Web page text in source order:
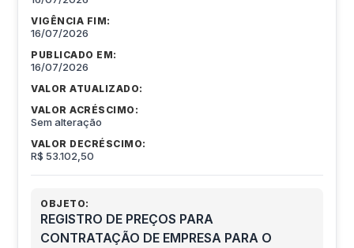
VIGÊNCIA FIM:
16/07/2026
PUBLICADO EM:
16/07/2026
VALOR ATUALIZADO:
VALOR ACRÉSCIMO:
Sem alteração
VALOR DECRÉSCIMO:
R$ 53.102,50
OBJETO:
REGISTRO DE PREÇOS PARA
CONTRATAÇÃO DE EMPRESA PARA O